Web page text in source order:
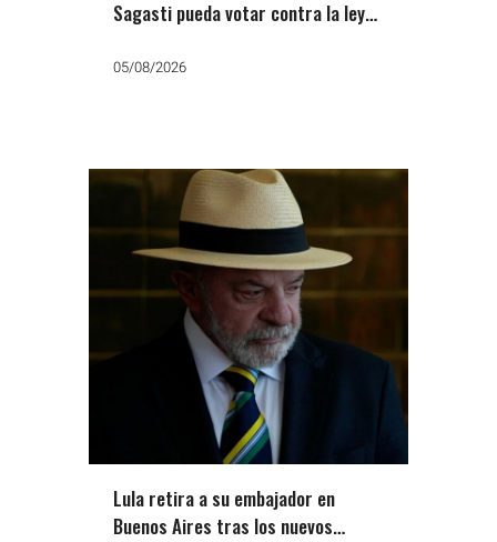
Sagasti pueda votar contra la ley
05/08/2026
Lula retira a su embajador en
Buenos Aires tras los nuevos